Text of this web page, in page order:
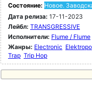
Состояние: Новое.
Дата релиза: 17-11-2023
Лейбл: TRANSGRESSIVE
Исполнители: Flume / Flume
Жанры: Electronic
Trap Trip Hop